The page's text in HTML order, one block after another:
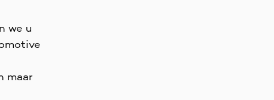
we u
maar